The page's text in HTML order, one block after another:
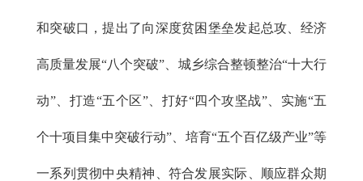
和突破口，提出了向深度贫困堡垒发起总攻、经济
高质量发展“八个突破”、城乡综合整顿整治“十大行
动”、打造“五个区”、打好“四个攻坚战”、实施“五
个十项目集中突破行动”、培育“五个百亿级产业”等
一系列贯彻中央精神、符合发展实际、顺应群众期